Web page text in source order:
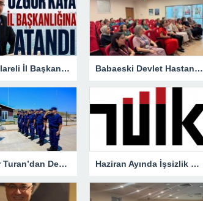
CHP Kırklareli İl Başkanlığına Özgür Kaya Atandı Babaeski Devlet Hastanesi Personeli Bebek Dostu Sempozyumunda
Vali Uğur Turan’dan Demirköy’de Sahil Güvenlik Ziyareti Haziran Ayında İşsizlik Geriledi: Oran Yüzde 7,6’ya Düştü